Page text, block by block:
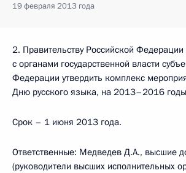
19 февраля 2013 года
2. Правительству Российской Федерации
с органами государственной власти
Федерации утвердить комплекс
Дню русского языка, на 2013–2016
Срок – 1 июня 2013 года.
Ответственные: Медведев Д.А., высшие
(руководители высших исполнительных